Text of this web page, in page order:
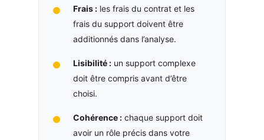
Frais :les frais du contrat et les
frais du support doivent être
additionnés dans l’analyse.
Lisibilité :un support complexe
doit être compris avant d’être
choisi.
Cohérence :chaque support doit
avoir un rôle précis dans votre